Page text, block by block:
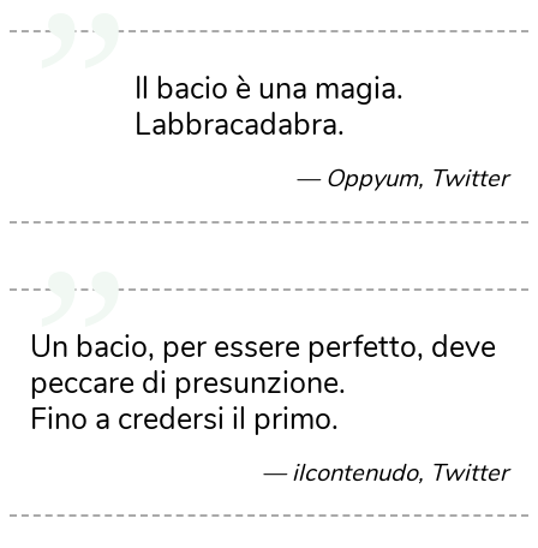
Il bacio è una magia.
Labbracadabra.
Oppyum, Twitter
Un bacio, per essere perfetto, deve
peccare di presunzione.
Fino a credersi il primo.
ilcontenudo, Twitter